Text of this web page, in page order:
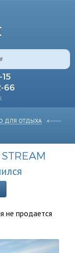
66
ДЛЯ ОТДЫХА
не продается